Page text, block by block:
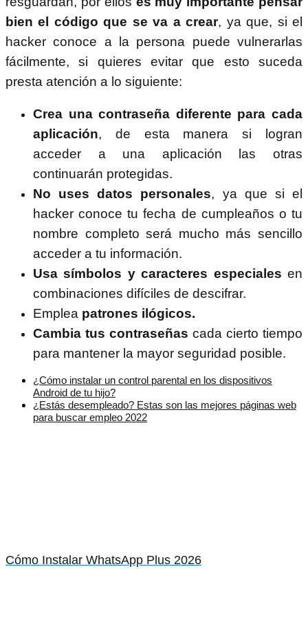
bien el código que se va a crear, ya que, si el
hacker conoce a la persona puede vulnerarlas
fácilmente, si quieres evitar que esto suceda
presta atención a lo siguiente:
Crea una contraseña diferente para cada
aplicación, de esta manera si logran
acceder a una aplicación las otras
continuarán protegidas.
No uses datos personales, ya que si el
hacker conoce tu fecha de cumpleaños o tu
nombre completo será mucho más sencillo
acceder a tu información.
Usa símbolos y caracteres especiales en
combinaciones difíciles de descifrar.
Emplea patrones ilógicos.
Cambia tus contraseñas cada cierto tiempo
para mantener la mayor seguridad posible.
¿Cómo instalar un control parental en los dispositivos
Android de tu hijo?
¿Estás desempleado? Estas son las mejores páginas web
para buscar empleo 2022
Cómo Instalar WhatsApp Plus 2026